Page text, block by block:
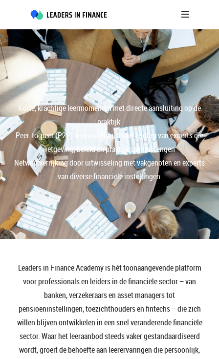
Korte, krachtige leermomenten met directe aansluiting op de
praktijk
Peer-to-peer (P2P) kennisdeling, onder leiding van experts die
wetgeving, beleid en praktijk samenbrengen
Netwerkverrijking door uitwisseling met vakgenoten en experts
van diverse financiële instellingen
Leaders in Finance Academy is hét toonaangevende platform
voor professionals en leiders in de financiële sector – van
banken, verzekeraars en asset managers tot
pensioeninstellingen, toezichthouders en fintechs – die zich
willen blijven ontwikkelen in een snel veranderende financiële
sector.Waar het leeraanbod steeds vaker gestandaardiseerd
wordt, groeit de behoefte aan leerervaringen die persoonlijk,